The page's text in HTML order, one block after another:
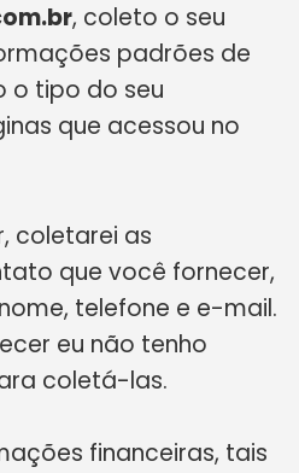
, coleto o seu
padrões de
o tipo do seu
que acessou no
coletarei as
que você fornecer,
telefone e e-mail.
eu não tenho
coletá-las.
financeiras, tais